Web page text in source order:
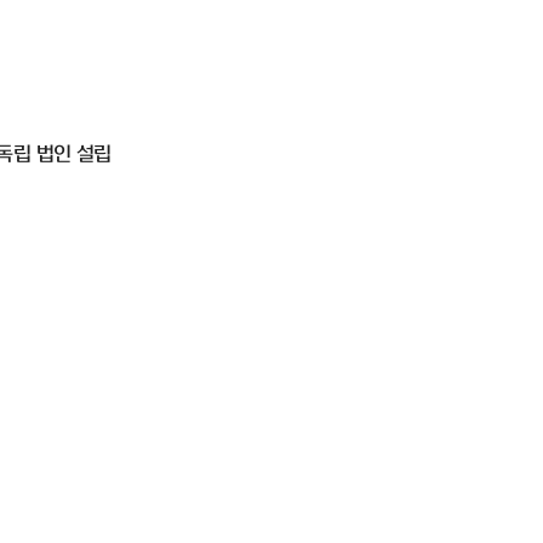
립 법인 설립